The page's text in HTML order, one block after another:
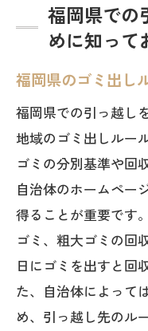
福岡県での
めに知って
福岡県のゴミ出し
福岡県での引っ越し
地域のゴミ出しルー
ゴミの分別基準や回
自治体のホームペー
得ることが重要です
ゴミ、粗大ゴミの回
日にゴミを出すと回
た、自治体によって
め、引っ越し先のル